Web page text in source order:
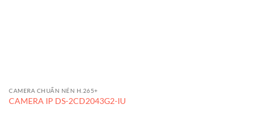
CAMERA CHUẨN NÉN H.265+
CAMERA IP DS-2CD2043G2-IU